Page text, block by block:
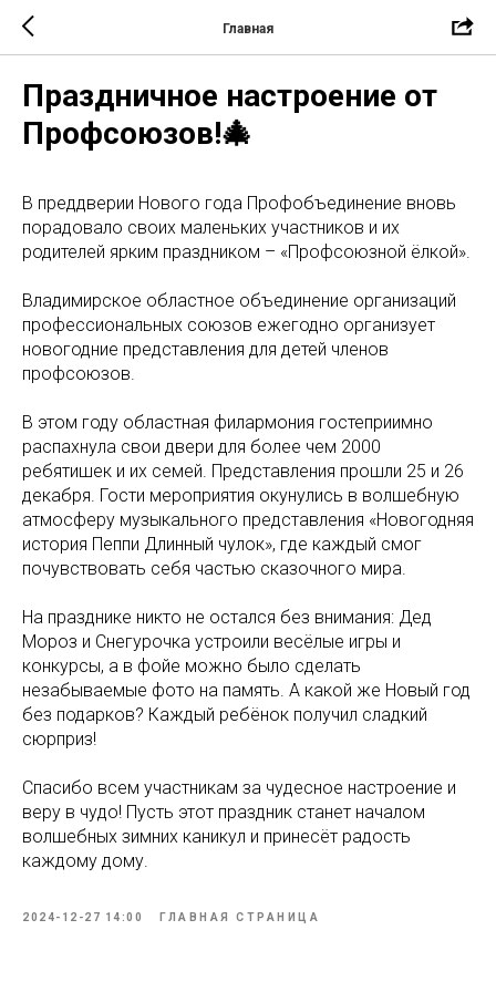
Главная
Праздничное настроение от
Профсоюзов!🎄
В преддверии Нового года Профобъединение вновь
порадовало своих маленьких участников и их
родителей ярким праздником – «Профсоюзной ёлкой».
Владимирское областное объединение организаций
профессиональных союзов ежегодно организует
новогодние представления для детей членов
профсоюзов.
В этом году областная филармония гостеприимно
распахнула свои двери для более чем 2000
ребятишек и их семей. Представления прошли 25 и 26
декабря. Гости мероприятия окунулись в волшебную
атмосферу музыкального представления «Новогодняя
история Пеппи Длинный чулок», где каждый смог
почувствовать себя частью сказочного мира.
На празднике никто не остался без внимания: Дед
Мороз и Снегурочка устроили весёлые игры и
конкурсы, а в фойе можно было сделать
незабываемые фото на память. А какой же Новый год
без подарков? Каждый ребёнок получил сладкий
сюрприз!
Спасибо всем участникам за чудесное настроение и
веру в чудо! Пусть этот праздник станет началом
волшебных зимних каникул и принесёт радость
каждому дому.
2024-12-27 14:00 ГЛАВНАЯ СТРАНИЦА